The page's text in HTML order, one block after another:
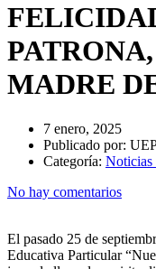
MADRE
7 enero, 2025
Publicado por:
Categoría: Noticias
No hay comentarios
El pasado 25 de
Educativa Particular